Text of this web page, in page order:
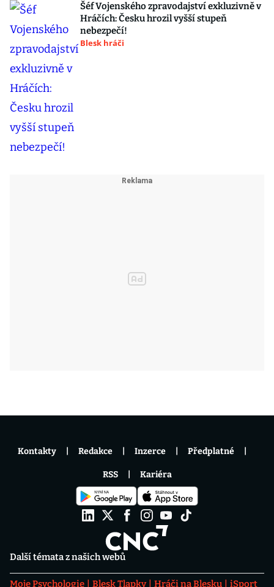
Šéf Vojenského zpravodajství exkluzivně v
Hráčích: Česku hrozil vyšší stupeň
nebezpečí!
Blesk hráči
Další témata z našich webů
Moje Psychologie Blesk Tlapky Hráči na Blesku
iSport
Kontakty Redakce Inzerce Předplatné
RSS Kariéra